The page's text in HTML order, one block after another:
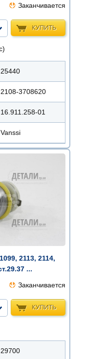
Заканчивается
КУПИТЬ
25440
2108-3708620
16.911.258-01
Vanssi
2113, 2114,
...
Заканчивается
КУПИТЬ
29700